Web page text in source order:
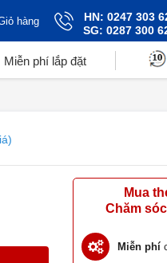
hàng
HN: 0247 303
SG: 0287 300
Miễn phí lắp đặt
Mua
Chăm
Miễn phí